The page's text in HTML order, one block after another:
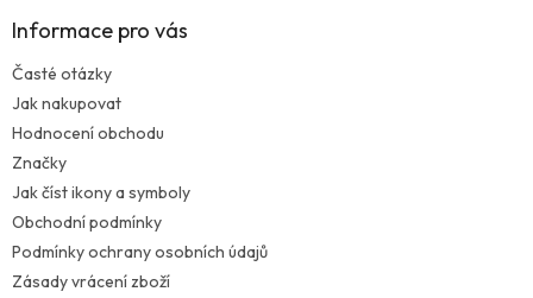
Informace pro vás
Časté otázky
Jak nakupovat
Hodnocení obchodu
Značky
Jak číst ikony a symboly
Obchodní podmínky
Podmínky ochrany osobních údajů
Zásady vrácení zboží